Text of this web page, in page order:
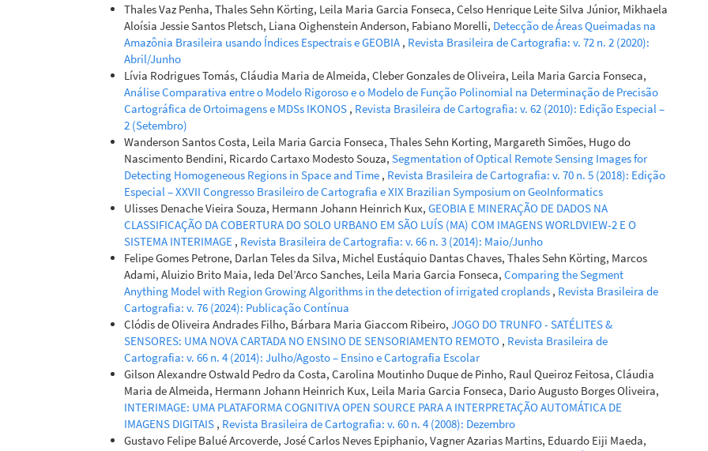
Thales Vaz Penha, Thales Sehn Körting, Leila Maria Garcia Fonseca, Celso Henrique Leite Silva Júnior, Mikhaela
Aloísia Jessie Santos Pletsch, Liana Oighenstein Anderson, Fabiano Morelli, Detecção de Áreas Queimadas na
Amazônia Brasileira usando Índices Espectrais e GEOBIA , Revista Brasileira de Cartografia: v. 72 n. 2 (2020):
Abril/Junho
Lívia Rodrigues Tomás, Cláudia Maria de Almeida, Cleber Gonzales de Oliveira, Leila Maria Garcia Fonseca,
Análise Comparativa entre o Modelo Rigoroso e o Modelo de Função Polinomial na Determinação de Precisão
Cartográfica de Ortoimagens e MDSs IKONOS , Revista Brasileira de Cartografia: v. 62 (2010): Edição Especial –
2 (Setembro)
Wanderson Santos Costa, Leila Maria Garcia Fonseca, Thales Sehn Korting, Margareth Simões, Hugo do
Nascimento Bendini, Ricardo Cartaxo Modesto Souza, Segmentation of Optical Remote Sensing Images for
Detecting Homogeneous Regions in Space and Time , Revista Brasileira de Cartografia: v. 70 n. 5 (2018): Edição
Especial – XXVII Congresso Brasileiro de Cartografia e XIX Brazilian Symposium on GeoInformatics
Ulisses Denache Vieira Souza, Hermann Johann Heinrich Kux, GEOBIA E MINERAÇÃO DE DADOS NA
CLASSIFICAÇÃO DA COBERTURA DO SOLO URBANO EM SÃO LUÍS (MA) COM IMAGENS WORLDVIEW-2 E O
SISTEMA INTERIMAGE , Revista Brasileira de Cartografia: v. 66 n. 3 (2014): Maio/Junho
Felipe Gomes Petrone, Darlan Teles da Silva, Michel Eustáquio Dantas Chaves, Thales Sehn Körting, Marcos
Adami, Aluizio Brito Maia, Ieda Del’Arco Sanches, Leila Maria Garcia Fonseca, Comparing the Segment
Anything Model with Region Growing Algorithms in the detection of irrigated croplands , Revista Brasileira de
Cartografia: v. 76 (2024): Publicação Contínua
Clódis de Oliveira Andrades Filho, Bárbara Maria Giaccom Ribeiro, JOGO DO TRUNFO - SATÉLITES &
SENSORES: UMA NOVA CARTADA NO ENSINO DE SENSORIAMENTO REMOTO , Revista Brasileira de
Cartografia: v. 66 n. 4 (2014): Julho/Agosto – Ensino e Cartografia Escolar
Gilson Alexandre Ostwald Pedro da Costa, Carolina Moutinho Duque de Pinho, Raul Queiroz Feitosa, Cláudia
Maria de Almeida, Hermann Johann Heinrich Kux, Leila Maria Garcia Fonseca, Dario Augusto Borges Oliveira,
INTERIMAGE: UMA PLATAFORMA COGNITIVA OPEN SOURCE PARA A INTERPRETAÇÃO AUTOMÁTICA DE
IMAGENS DIGITAIS , Revista Brasileira de Cartografia: v. 60 n. 4 (2008): Dezembro
Gustavo Felipe Balué Arcoverde, José Carlos Neves Epiphanio, Vagner Azarias Martins, Eduardo Eiji Maeda,